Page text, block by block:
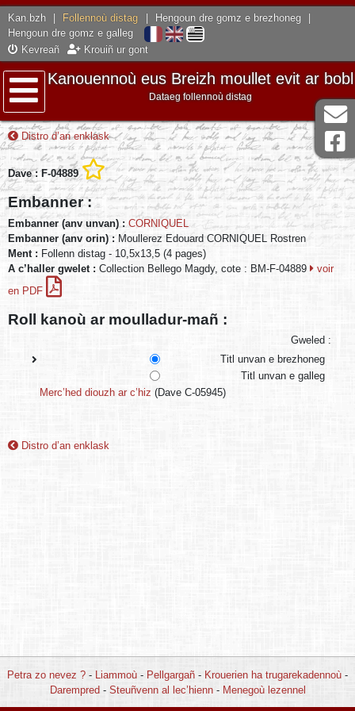
Kan.bzh Follennoù distag Hengoun dre gomz e brezhoneg
Hengoun dre gomz e galleg
Kevreañ
Krouiñ ur gont
Lañser
Kanouennoù eus Breizh moullet evit ar bobl
Dataeg follennoù distag
Distro d’an enklask
Dave : F-04889
Embanner :
Embanner (anv unvan) : CORNIQUEL
Embanner (anv orin) : Moullerez Edouard CORNIQUEL Rostren
Ment : Follenn distag - 10,5x13,5 (4 pages)
A c’haller gwelet : Collection Bellego Magdy, cote : BM-F-04889
voir
en PDF
Roll kanoù ar moulladur-mañ :
Gweled :
Titl unvan e brezhoneg
Titl unvan e galleg
Merc’hed diouzh ar c’hiz (Dave C-05945)
Distro d’an enklask
Petra zo nevez ? - Liammoù - Pellgargañ - Krouerien ha trugarekadennoù -
Darempred- Steuñvenn al lec’hienn- Menegoù lezennel